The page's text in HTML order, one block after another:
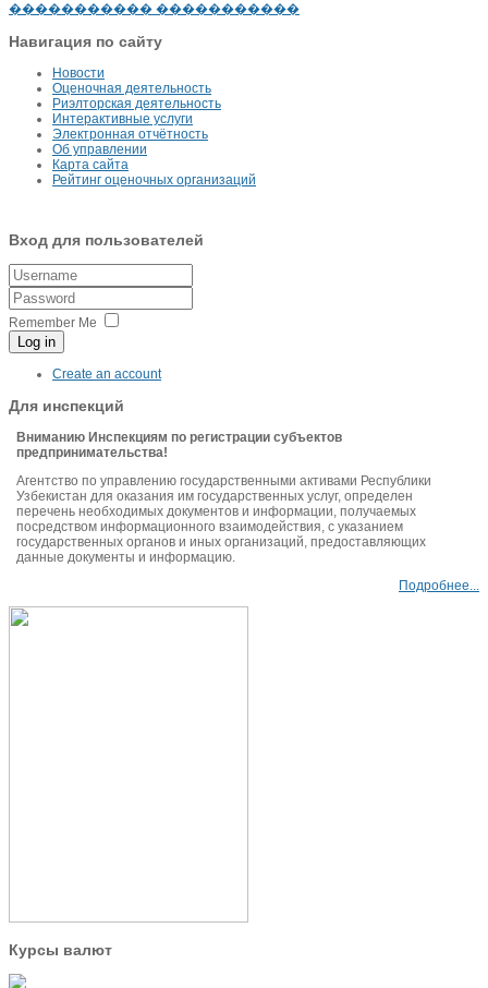
����������� �����������
Навигация по сайту
Новости
Оценочная деятельность
Риэлторская деятельность
Интерактивные услуги
Электронная отчётность
Об управлении
Карта сайта
Рейтинг оценочных организаций
Вход для пользователей
Remember Me
Log in
Create an account
Для инспекций
Вниманию Инспекциям по регистрации субъектов
предпринимательства!
Агентство по управлению государственными активами Республики
Узбекистан для оказания им государственных услуг, определен
перечень необходимых документов и информации, получаемых
посредством информационного взаимодействия, с указанием
государственных органов и иных организаций, предоставляющих
данные документы и информацию.
Подробнее...
Курсы валют